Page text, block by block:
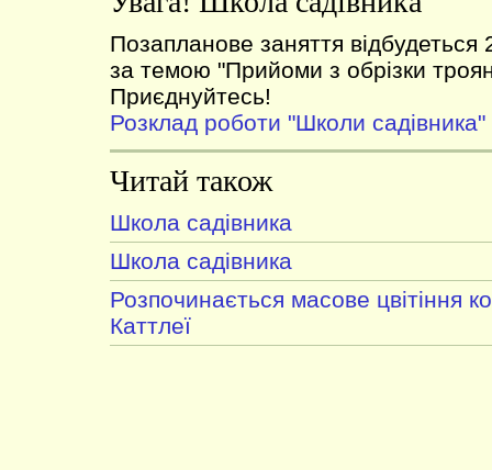
Позапланове заняття
за темою "Прийоми з обрізки
Приєднуйтесь!
Розклад роботи "Школи садівника"
Читай також
Школа садівника
Школа садівника
Розпочинається масове цвітіння
Каттлеї